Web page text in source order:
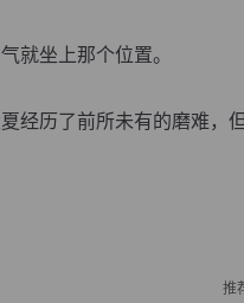
坐上那个位置。
历了前所未有的磨难，
推